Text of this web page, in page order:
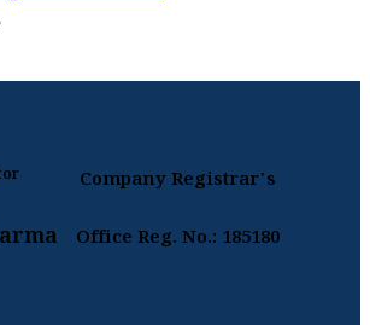
Company Registrar's
Office Reg. No.: 185180